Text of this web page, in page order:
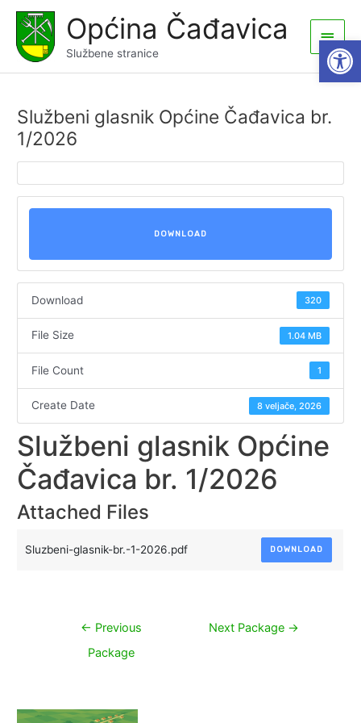
content
Općina Čađavica
Službene stranice
Main
Menu
Službeni glasnik Općine Čađavica br.
1/2026
DOWNLOAD
Download 320
File Size 1.04 MB
File Count 1
Create Date 8 veljače, 2026
Službeni glasnik Općine
Čađavica br. 1/2026
Attached Files
Sluzbeni-glasnik-br.-1-2026.pdf DOWNLOAD
Navigacija
← Previous
Package
Next Package →